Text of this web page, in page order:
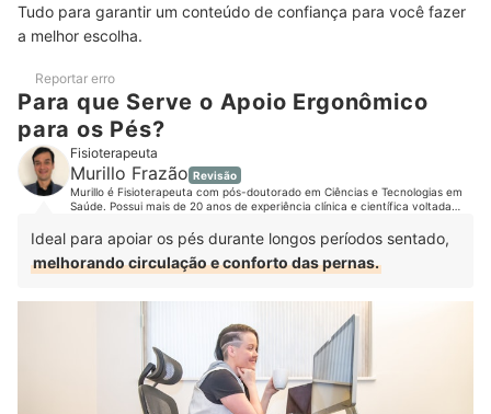
Como Regular o Apoio de Forma Correta no Escritório?
O que Pessoas que Ficam Longas Horas Sentadas Devem Fazer
para Diminuir Chances de Problemas de Circulação?
Teria Dicas de como Aliviar Dores na Coluna Causadas por Longas
Horas Sentadas?
Usar Salto Alto Diariamente Prejudica a Coluna?
Procurando uma Cadeira de Escritório? Conheça as Melhores
Tudo para garantir um conteúdo de confiança para você fazer
a melhor escolha.
Reportar erro
Para que Serve o Apoio Ergonômico
para os Pés?
Fisioterapeuta
Murillo Frazão Revisão
Murillo é Fisioterapeuta com pós-doutorado em Ciências e Tecnologias em
Saúde. Possui mais de 20 anos de experiência clínica e científica voltada
desenvolvimento de tecnologias para reabilitação. Já prestou assistência a
milhares de pacientes, tanto em nível ambulatorial quanto hospitalar.
Ideal para apoiar os pés durante longos períodos sentado,
melhorando circulação e conforto das pernas.